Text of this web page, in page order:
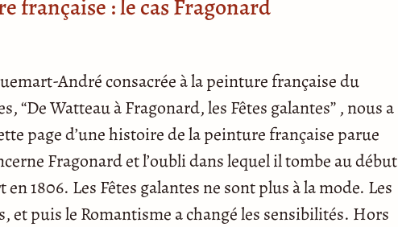
française : le cas Fragonard
André consacrée à la peinture française du
“De Watteau à Fragonard, les Fêtes galantes” , nous a
page d’une histoire de la peinture française parue
Fragonard et l’oubli dans lequel il tombe au début
1806. Les Fêtes galantes ne sont plus à la mode. Les
puis le Romantisme a changé les sensibilités. Hors